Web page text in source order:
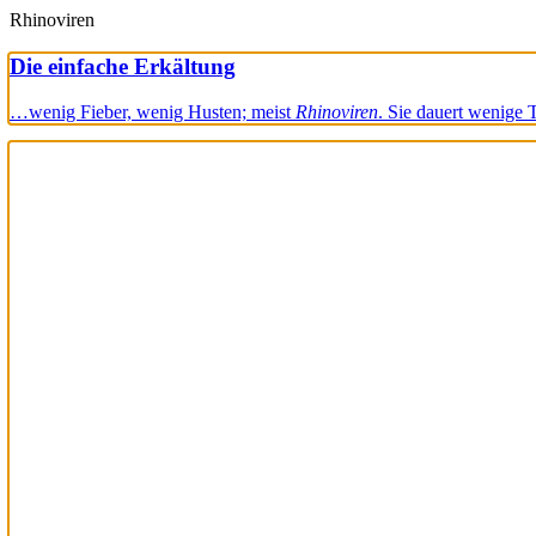
Rhinoviren
Die einfache Erkältung
…wenig Fieber, wenig Husten; meistRhinoviren. Sie dauert wenige